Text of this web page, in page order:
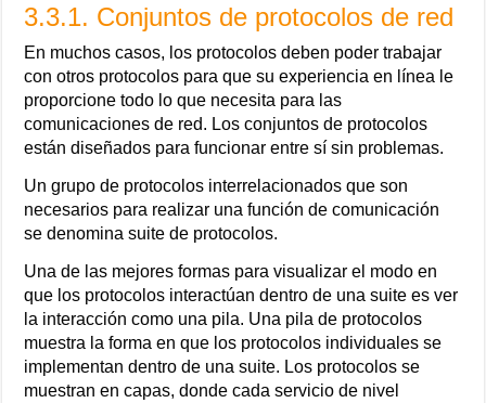
3.3.1. Conjuntos de protocolos de red
En muchos casos, los protocolos deben poder trabajar
con otros protocolos para que su experiencia en línea le
proporcione todo lo que necesita para las
comunicaciones de red. Los conjuntos de protocolos
están diseñados para funcionar entre sí sin problemas.
Un grupo de protocolos interrelacionados que son
necesarios para realizar una función de comunicación
se denomina suite de protocolos.
Una de las mejores formas para visualizar el modo en
que los protocolos interactúan dentro de una suite es ver
la interacción como una pila. Una pila de protocolos
muestra la forma en que los protocolos individuales se
implementan dentro de una suite. Los protocolos se
muestran en capas, donde cada servicio de nivel